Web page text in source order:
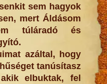
sem hagyok
mert Áldásom
túláradó és
azáltal, hogy
tanúsítasz
elbuktak, fel